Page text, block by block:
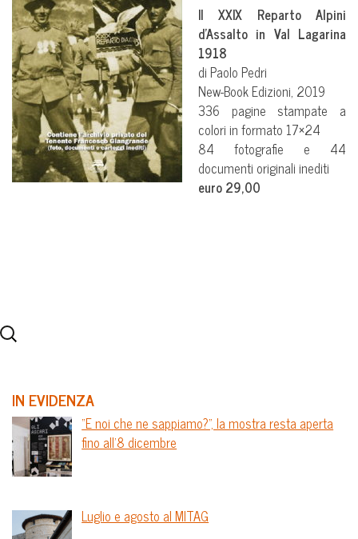
Il XXIX Reparto Alpini
d’Assalto in Val Lagarina
1918
di Paolo Pedri
New-Book Edizioni, 2019
336 pagine stampate a
colori in formato 17×24
84 fotografie e 44
documenti originali inediti
euro 29,00
IN EVIDENZA
“E noi che ne sappiamo?”, la mostra resta aperta
fino all’8 dicembre
Luglio e agosto al MITAG